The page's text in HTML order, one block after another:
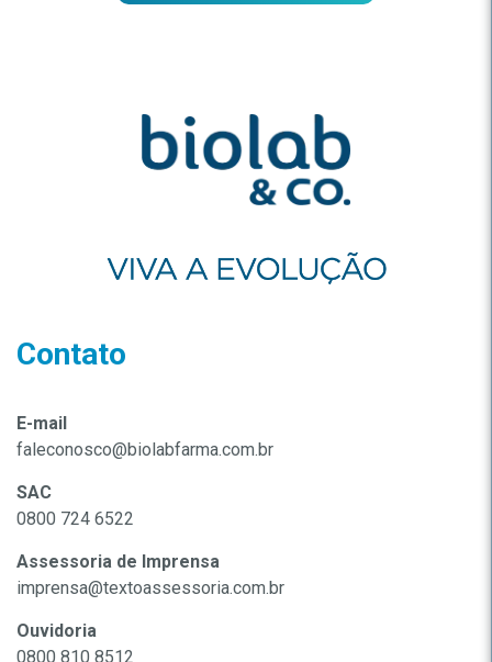
Contato
E-mail
faleconosco@biolabfarma.com.br
SAC
0800 724 6522
Assessoria de Imprensa
imprensa@textoassessoria.com.br
Ouvidoria
0800 810 8512